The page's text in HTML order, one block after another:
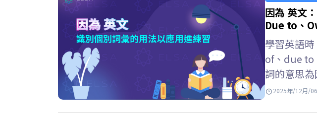
因為 英文
Due to、
學習英語
of、due to
詞的意思
們混淆 。
2025年/12月/